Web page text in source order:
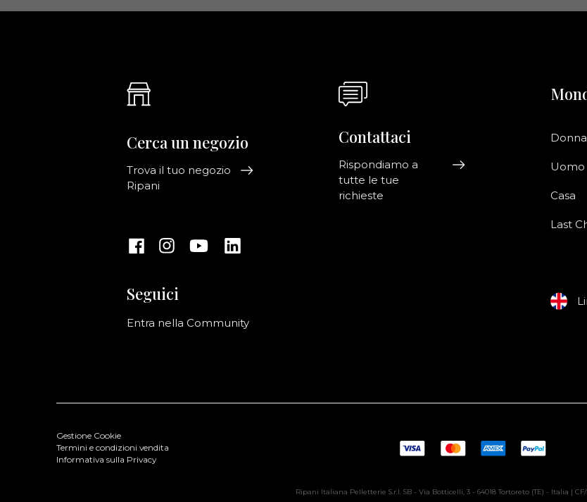
Cerca un negozio
Trova il tuo negozio
Ripani
Seguici
Entra nella Community
Contattaci
Rispondiamo a
tutte le tue
richieste
Donna
Uomo
Casa
Last
Gestione Cookie
Termini e condizioni vendita
Informativa sulla Privacy
Ripani Italiana Pelletterie S.r.l. SB - Via Botticelli, 3 - 64018 Tortoreto (TE) - Italia | CF/